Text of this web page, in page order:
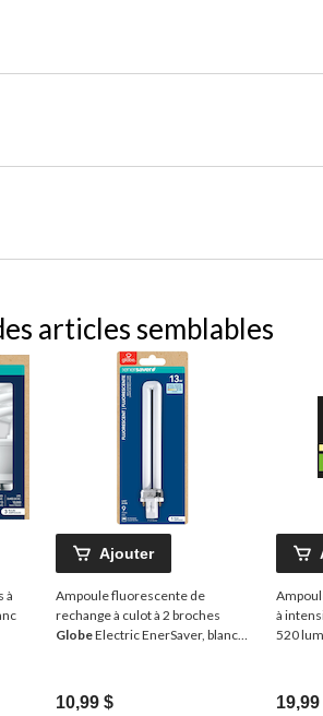
articles semblables
à
Ajouter
Ampoule fluorescente de
rechange à culot à 2 broches
GlobeElectric EnerSaver, blanc
10,99 $
à
520
19,99